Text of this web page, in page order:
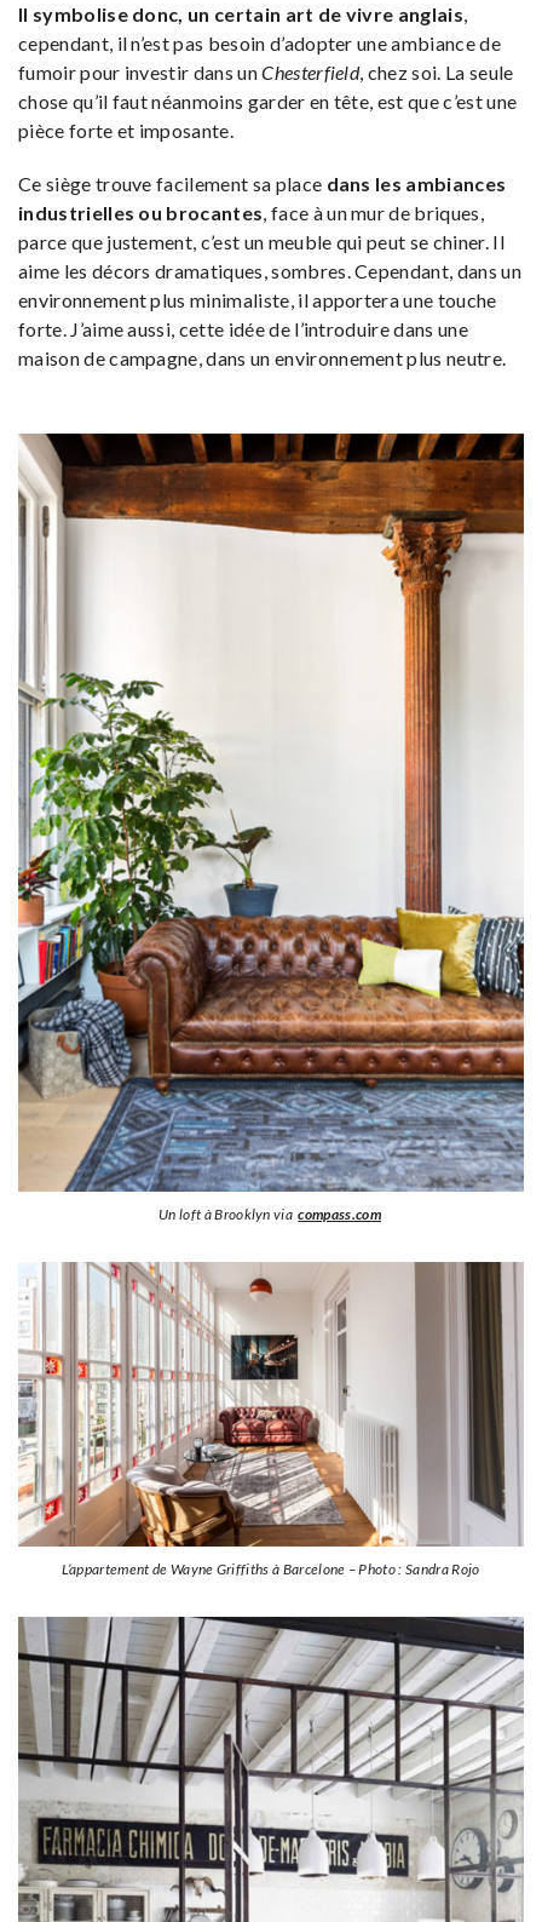
Il symbolise donc, un certain art de vivre anglais,
cependant, il n’est pas besoin d’adopter une ambiance de
fumoir pour investir dans unChesterfield, chez soi. La seule
chose qu’il faut néanmoins garder en tête, est que c’est une
pièce forte et imposante.
Ce siège trouve facilement sa place dans les ambiances
industrielles ou brocantes, face à un mur de briques,
parce que justement, c’est un meuble qui peut se chiner. Il
aime les décors dramatiques, sombres. Cependant, dans un
environnement plus minimaliste, il apportera une touche
forte. J’aime aussi, cette idée de l’introduire dans une
maison de campagne, dans un environnement plus neutre.
Un loft à Brooklyn via compass.com
L’appartement de Wayne Griffiths à Barcelone – Photo : Sandra Rojo